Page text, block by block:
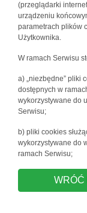
(przeglądarki
urządzeniu
parametrach plików
Użytkownika.
W ramach Serwisu
a) „niezbędne” pliki
dostępnych w
wykorzystywane do
Serwisu;
b) pliki cookies
wykorzystywane do
ramach Serwisu;
WRÓĆ